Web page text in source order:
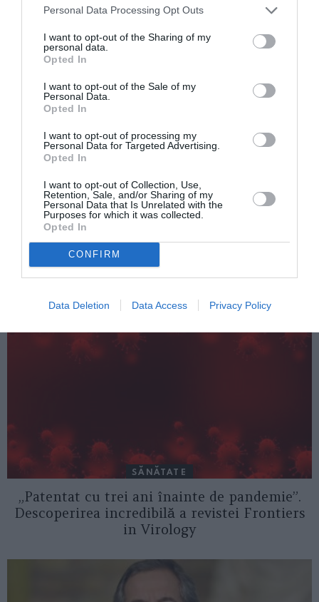
Personal Data Processing Opt Outs
I want to opt-out of the Sharing of my
personal data.
Opted In
I want to opt-out of the Sale of my
Personal Data.
Opted In
I want to opt-out of processing my
Personal Data for Targeted Advertising.
Opted In
I want to opt-out of Collection, Use,
Retention, Sale, and/or Sharing of my
Personal Data that Is Unrelated with the
Purposes for which it was collected.
Opted In
CONFIRM
Data Deletion Data Access Privacy Policy
CORONAVIRUS DIASPORA
Articolul anterior
Virusul bate recordul în România, peste
2.300 de cazuri noi în ultimele 24 de ore,
53 de români morți
Tragedie în Cuneo, româncă de 48 de ani,
din Bacău, a murit în timp ce îngrijea o
bătrână italiancă
AȚI PUTEA DORI DE
SĂNĂTATE
„Patentat cu trei ani înainte de pandemie”.
Descoperirea incredibilă a revistei Frontiers
in Virology